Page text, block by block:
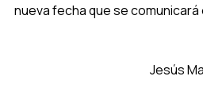
nueva fecha que se
Jesús